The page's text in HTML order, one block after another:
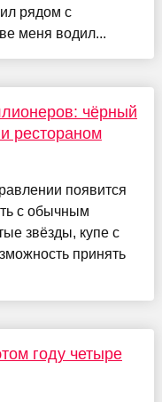
рядом с
меня водил...
чёрный
рестораном
появится
с обычным
звёзды, купе с
принять
году четыре